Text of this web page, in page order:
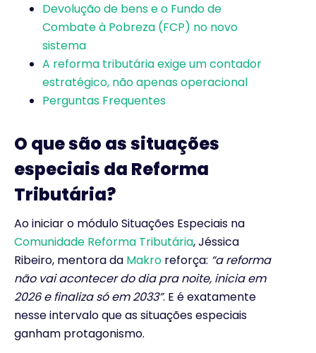
Devolução de bens e o Fundo de
Combate à Pobreza (FCP) no novo
sistema
A reforma tributária exige um contador
estratégico, não apenas operacional
Perguntas Frequentes
O que são as situações
especiais da Reforma
Tributária?
Ao iniciar o módulo Situações Especiais na
Comunidade Reforma Tributária, Jéssica
Ribeiro, mentora da Makro reforça: “a reforma
não vai acontecer do dia pra noite, inicia em
2026 e finaliza só em 2033”. E é exatamente
nesse intervalo que as situações especiais
ganham protagonismo.